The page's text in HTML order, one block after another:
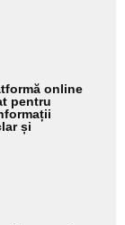
online
pentru
și